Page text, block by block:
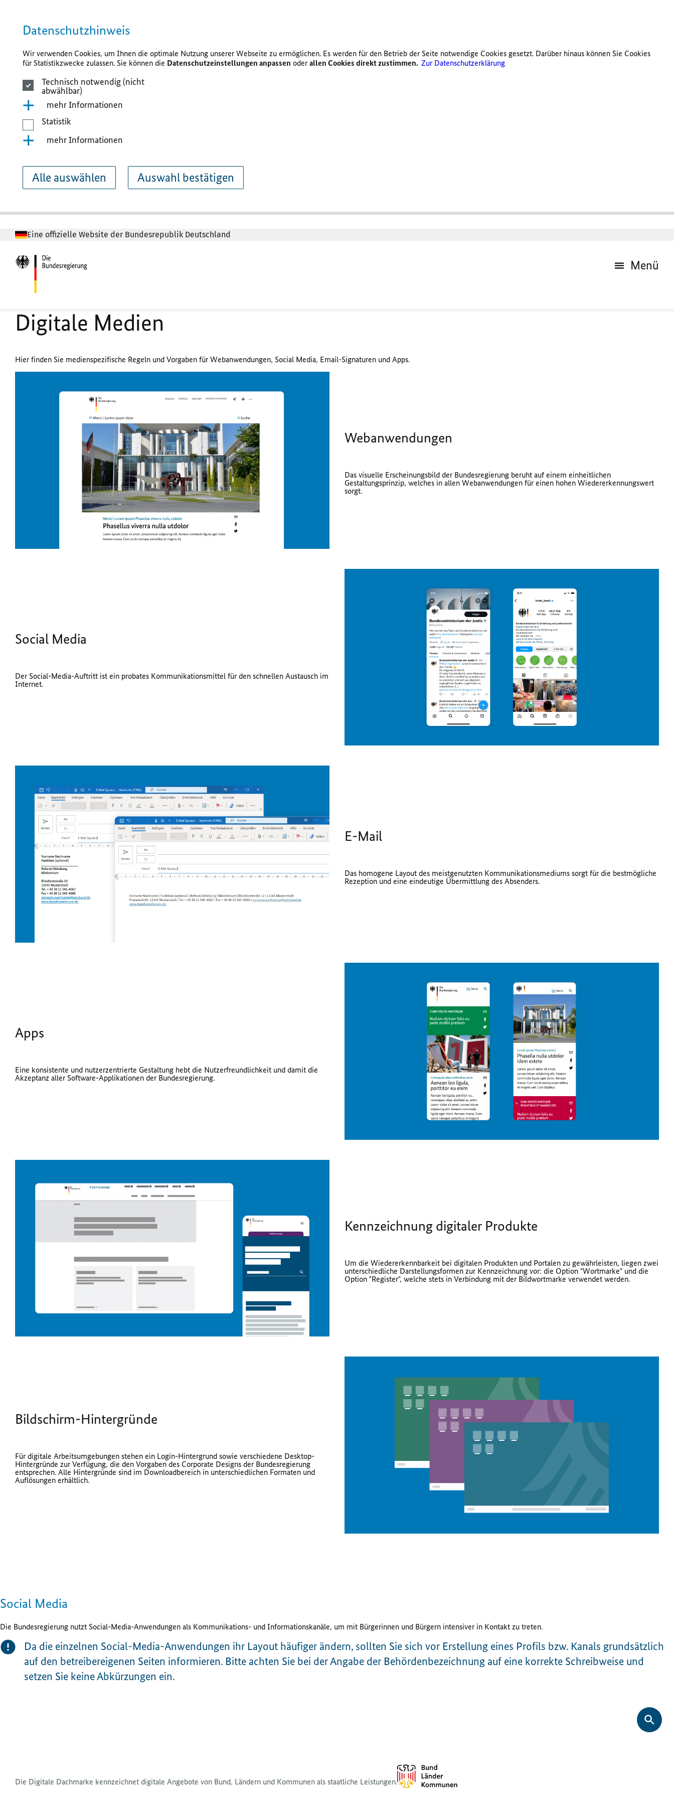
Datenschutzhinweis
Wir verwenden Cookies, um Ihnen die optimale Nutzung unserer Webseite zu ermöglichen. Es werden für den Betrieb der Seite notwendige Cookies gesetzt. Darüber hinaus können Sie Cookies
für Statistikzwecke zulassen. Sie können die Datenschutzeinstellungen anpassen oder allen Cookies direkt zustimmen. Zur Datenschutzerklärung
Technisch notwendig (nicht
abwählbar)
mehr Informationen
Statistik
mehr Informationen
Alle auswählen Auswahl bestätigen
Eine offizielle Website der Bundesrepublik Deutschland
Menü
Digitale Medien
Hier finden Sie medienspezifische Regeln und Vorgaben für Webanwendungen, Social Media, Email-Signaturen und Apps.
Webanwendungen
Das visuelle Erscheinungsbild der Bundesregierung beruht auf einem einheitlichen
Gestaltungsprinzip, welches in allen Webanwendungen für einen hohen Wiedererkennungswert
sorgt.
Social Media
Der Social-Media-Auftritt ist ein probates Kommunikationsmittel für den schnellen Austausch im
Internet.
E-Mail
Das homogene Layout des meistgenutzten Kommunikationsmediums sorgt für die bestmögliche
Rezeption und eine eindeutige Übermittlung des Absenders.
Apps
Eine konsistente und nutzerzentrierte Gestaltung hebt die Nutzerfreundlichkeit und damit die
Akzeptanz aller Software-Applikationen der Bundesregierung.
Kennzeichnung digitaler Produkte
Um die Wiedererkennbarkeit bei digitalen Produkten und Portalen zu gewährleisten, liegen zwei
unterschiedliche Darstellungsformen zur Kennzeichnung vor: die Option "Wortmarke" und die
Option "Register", welche stets in Verbindung mit der Bildwortmarke verwendet werden.
Bildschirm-Hintergründe
Für digitale Arbeitsumgebungen stehen ein Login-Hintergrund sowie verschiedene Desktop-
Hintergründe zur Verfügung, die den Vorgaben des Corporate Designs der Bundesregierung
entsprechen. Alle Hintergründe sind im Downloadbereich in unterschiedlichen Formaten und
Auflösungen erhältlich.
Social Media
Die Bundesregierung nutzt Social-Media-Anwendungen als Kommunikations- und Informationskanäle, um mit Bürgerinnen und Bürgern intensiver in Kontakt zu treten.
Da die einzelnen Social-Media-Anwendungen ihr Layout häufiger ändern, sollten Sie sich vor Erstellung eines Profils bzw. Kanals grundsätzlich
auf den betreibereigenen Seiten informieren. Bitte achten Sie bei der Angabe der Behördenbezeichnung auf eine korrekte Schreibweise und
setzen Sie keine Abkürzungen ein.
Die Digitale Dachmarke kennzeichnet digitale Angebote von Bund, Ländern und Kommunen als staatliche Leistungen.